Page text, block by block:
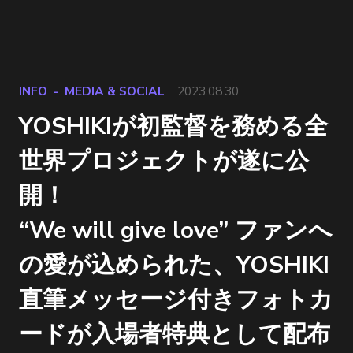
INFO MEDIA & SOCIAL 2023.08.30
YOSHIKIが初監督を務める全
世界プロジェクトが遂に公
開！
“We will give love” ファンへ
の愛が込められた、YOSHIKI
直筆メッセージ付きフォトカ
ードが入場者特典として配布